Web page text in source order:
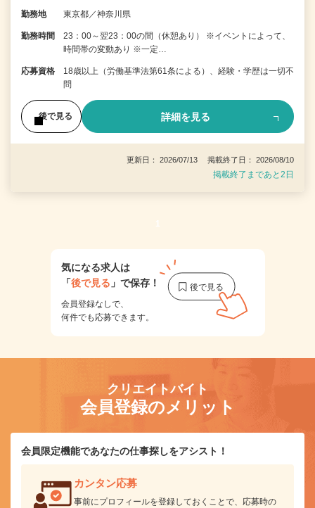
勤務地 東京都／神奈川県
勤務時間
23：00～翌23：00の間（休憩あり） ※イベントによって、
時間帯の変動あり ※一定…
応募資格
18歳以上（労働基準法第61条による）、経験・学歴は一切不
問
後で見る 詳細を見る
更新日： 2026/07/13 掲載終了日： 2026/08/10
掲載終了まであと2日
1
気になる求人は
「後で見る 」で保存！
会員登録なしで、
何件でも応募できます。
クリエイトバイト
会員登録のメリット
会員限定機能であなたの仕事探しをアシスト！
カンタン応募
事前にプロフィールを登録しておくことで、応募時の